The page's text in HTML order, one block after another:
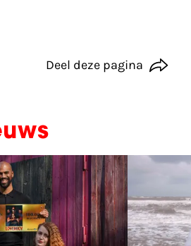
Deel deze pagina